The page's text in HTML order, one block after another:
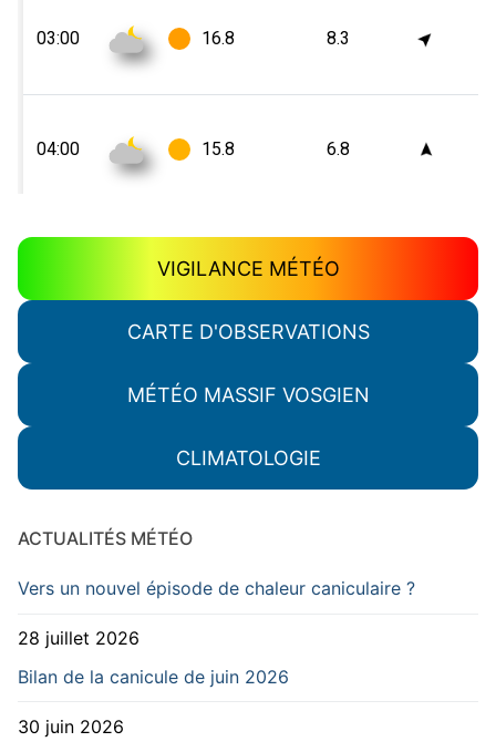
VIGILANCE MÉTÉO
CARTE D'OBSERVATIONS
MÉTÉO MASSIF VOSGIEN
CLIMATOLOGIE
ACTUALITÉS MÉTÉO
Vers un nouvel épisode de chaleur caniculaire ?
28 juillet 2026
Bilan de la canicule de juin 2026
30 juin 2026